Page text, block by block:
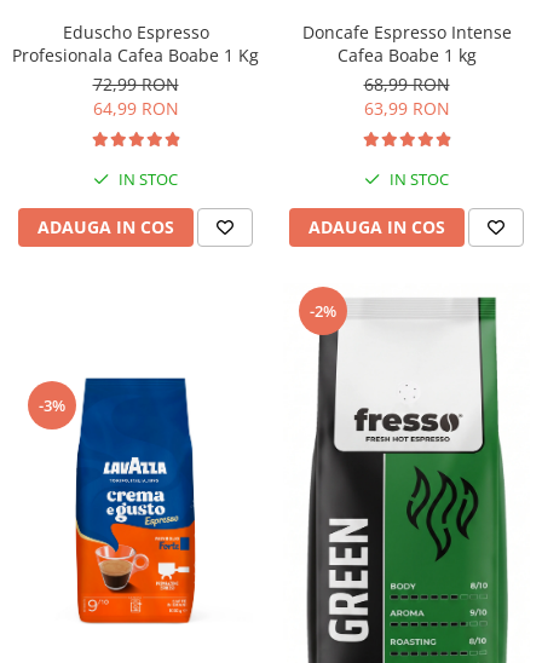
Eduscho Espresso
Profesionala Cafea Boabe 1 Kg
72,99 RON
64,99 RON
IN STOC
ADAUGA IN COS
Doncafe Espresso Intense
Cafea Boabe 1 kg
68,99 RON
63,99 RON
IN STOC
ADAUGA IN COS
-3%
-2%